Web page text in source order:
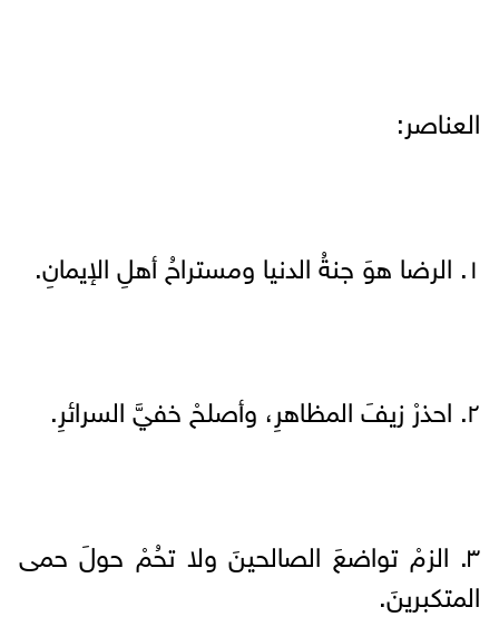
العناصر:
١. الرضا هوَ جنةُ الدنيا ومستراحُ أهلِ الإيمانِ.
٢. احذرْ زيفَ المظاهرِ، وأصلحْ خفيَّ السرائرِ.
٣. الزمْ تواضعَ الصالحينَ ولا تحُمْ حولَ حمى
المتكبرينَ.